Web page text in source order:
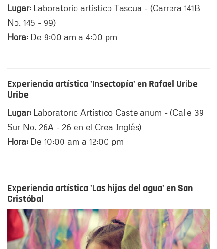
Lugar: Laboratorio artístico Tascua - (Carrera 141B
No. 145 - 99)
Hora: De 9:00 am a 4:00 pm
Experiencia artística 'Insectopía' en Rafael Uribe
Uribe
Lugar: Laboratorio Artístico Castelarium - (Calle 39
Sur No. 26A - 26 en el Crea Inglés)
Hora: De 10:00 am a 12:00 pm
Experiencia artística 'Las hijas del agua' en San
Cristóbal